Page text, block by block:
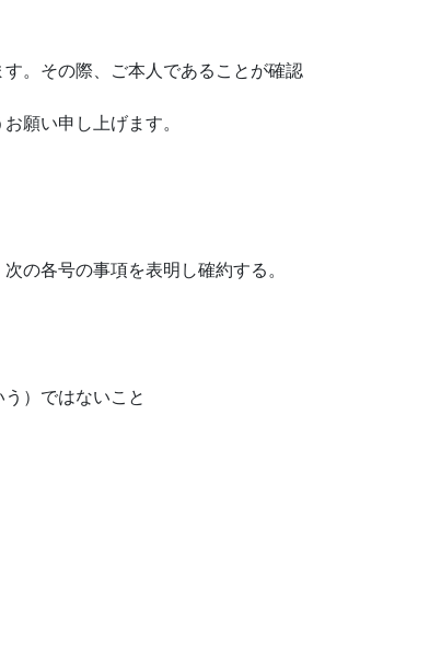
。その際、ご本人であることが確認
願い申し上げます。
の各号の事項を表明し確約する。
）ではないこと